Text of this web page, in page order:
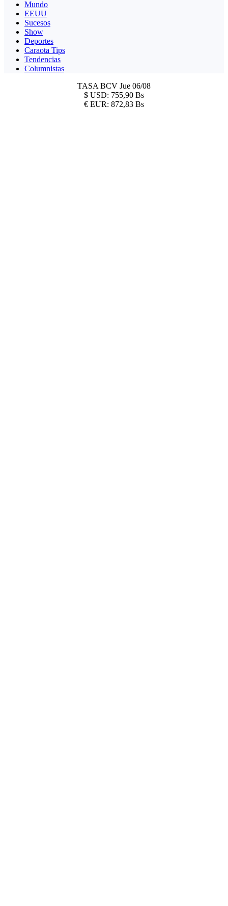
Mundo
EEUU
Sucesos
Show
Deportes
Caraota Tips
Tendencias
Columnistas
TASA BCV Jue 06/08
$ USD: 755,90 Bs
€ EUR: 872,83 Bs